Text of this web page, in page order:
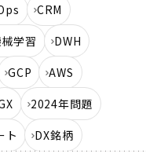
CRM
学習
DWH
GCP
AWS
2024年問題
ト DX銘柄